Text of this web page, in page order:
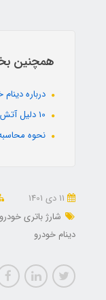
همچنین
درباره
نحوه
شارژ باتری خودرو
دینام خودرو